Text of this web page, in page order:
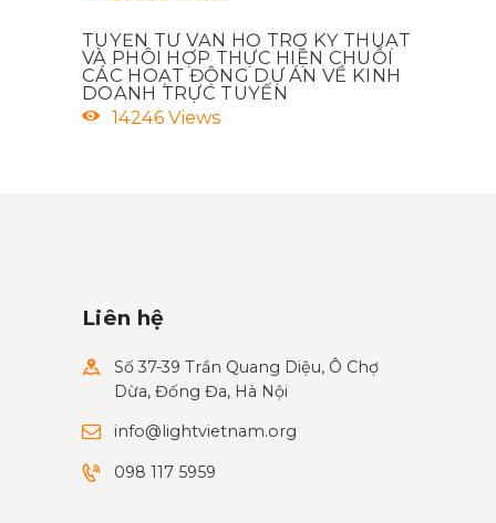
TUYỂN TƯ VẤN HỖ TRỢ KỸ THUẬT
VÀ PHÔI HỢP THỰC HIỆN CHUỖI
CÁC HOẠT ĐỘNG DỰ ÁN VỀ KINH
DOANH TRỰC TUYẾN
14246 Views
Liên hệ
Số 37-39 Trần Quang Diệu, Ô Chợ
Dừa, Đống Đa, Hà Nội
info@lightvietnam.org
098 117 5959